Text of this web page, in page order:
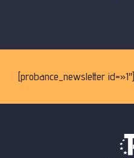
[probance_newsletter id=»1″]